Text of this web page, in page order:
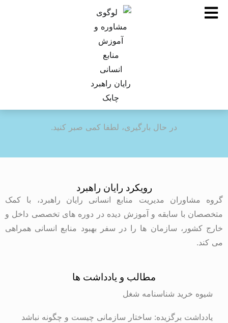
در حال بارگیری، لطفا کمی صبر کنید.
رویکرد رایان راهبرد
گروه مشاوران مدیریت منابع انسانی رایان راهبرد، با کمک
متخصصان با سابقه و آموزش دیده در دوره های تخصصی داخل و
خارج کشور، سازمان ها را در سفر بهبود منابع انسانی همراهی
می کند.
مطالب و یادداشت ها
شیوه خرید شناسنامه شغل
یادداشت برگزیده: ساختار سازمانی چیست و چگونه نباشد